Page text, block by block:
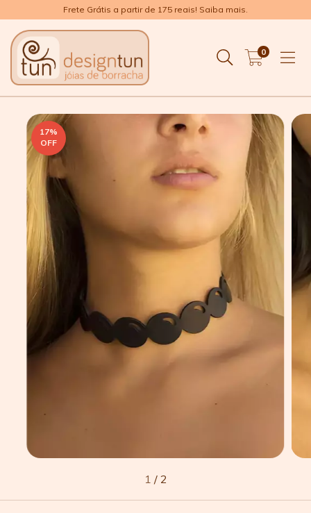
Frete Grátis a partir de 175 reais! Saiba mais.
0
17%
OFF
1 / 2